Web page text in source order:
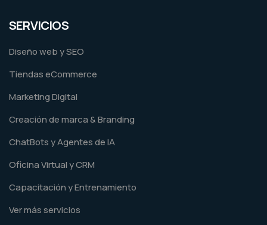
SERVICIOS
Diseño web y SEO
Tiendas eCommerce
Marketing Digital
Creación de marca & Branding
ChatBots y Agentes de IA
Oficina Virtual y CRM
Capacitación y Entrenamiento
Ver más servicios